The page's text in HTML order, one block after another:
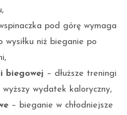
pod górę wymaga
wysiłku niż bieganie po
biegowej – dłuższe treningi
wydatek kaloryczny,
– bieganie w chłodniejsze